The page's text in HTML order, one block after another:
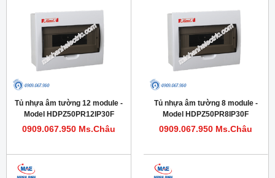
Tủ nhựa âm tường 12 module -
Model HDPZ50PR12IP30F
0909.067.950 Ms.Châu
Tủ nhựa âm tường 8 module -
Model HDPZ50PR8IP30F
0909.067.950 Ms.Châu